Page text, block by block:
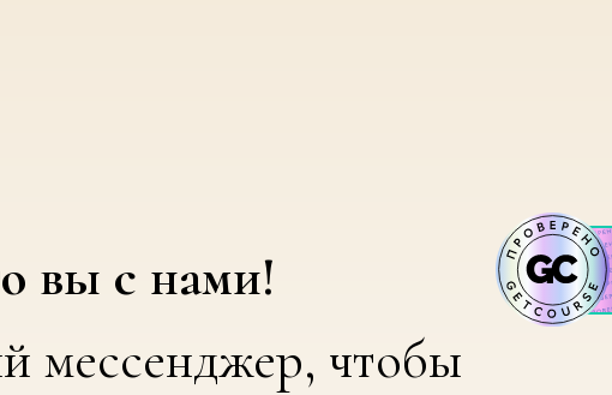
вы с нами!
мессенджер, чтобы